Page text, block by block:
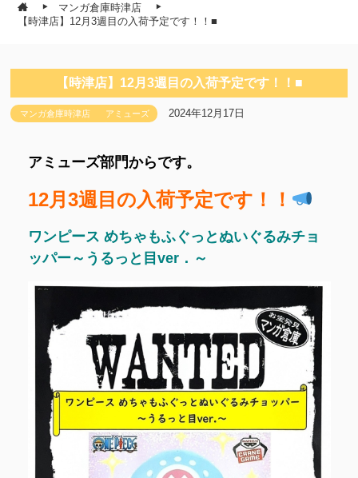
マンガ倉庫時津店
【時津店】12月3週目の入荷予定です！！■
【時津店】12月3週目の入荷予定です！！■
マンガ倉庫時津店 アミューズ 2024年12月17日
アミューズ部門からです。
12月3週目の入荷予定です！！
ワンピース めちゃもふぐっとぬいぐるみチョ
ッパー～うるっと目ver．～